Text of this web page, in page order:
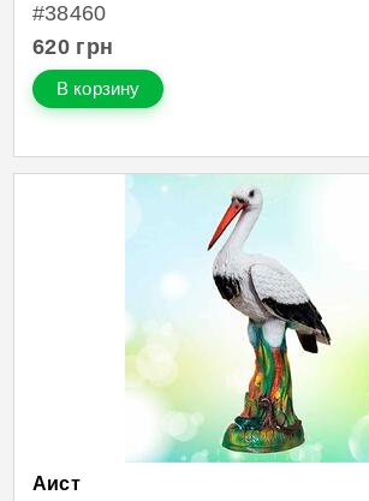
#38460
620 грн
В корзину
Аист